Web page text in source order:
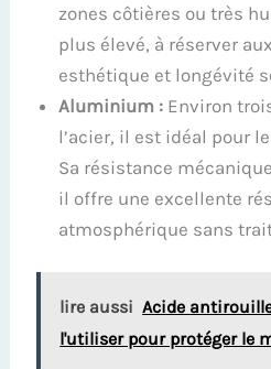
zones côtières ou très
plus élevé, à réserver
esthétique et longévité
Aluminium : Environ
l’acier, il est idéal pour
Sa résistance
il offre une excellente
atmosphérique sans
lire aussi Acide
l'utiliser pour protéger le